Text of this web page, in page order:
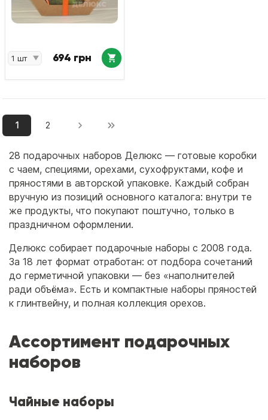
694 грн
1 2
28 подарочных наборов Делюкс — готовые коробки
с чаем, специями, орехами, сухофруктами, кофе и
пряностями в авторской упаковке. Каждый собран
вручную из позиций основного каталога: внутри те
же продукты, что покупают поштучно, только в
праздничном оформлении.
Делюкс собирает подарочные наборы с 2008 года.
За 18 лет формат отработан: от подбора сочетаний
до герметичной упаковки — без «наполнителей
ради объёма». Есть и компактные наборы пряностей
к глинтвейну, и полная коллекция орехов.
Ассортимент подарочных
наборов
Чайные наборы